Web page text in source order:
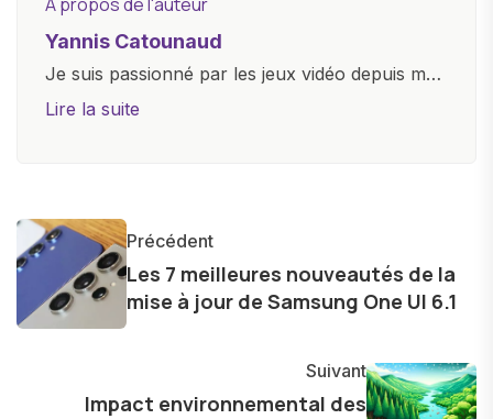
Yannis Catounaud
Je suis passionné par les jeux vidéo depuis mon
plus jeune âge. Mon amour pour l'univers
et bien d'autres gadgets technologiques. Armé
d'une curiosité insatiable, j'aime dévoiler les
dernières tendances et innovations, partageant
avec enthousiasme mes découvertes avec la
l'exploration constante des frontières de la
technologie me permet de présenter aux
Lire la suite
Précédent
Les 7 meilleures nouveautés de la
mise à jour de Samsung One UI 6.1
Suivant
Impact environnemental des